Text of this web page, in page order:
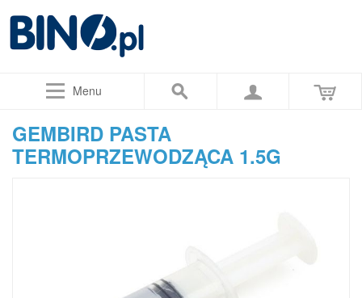
Menu
GEMBIRD PASTA
TERMOPRZEWODZĄCA 1.5G